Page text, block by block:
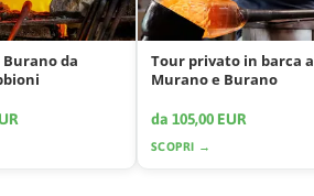
da
Tour privato in barca a
Murano e Burano
da 105,00 EUR
SCOPRI →